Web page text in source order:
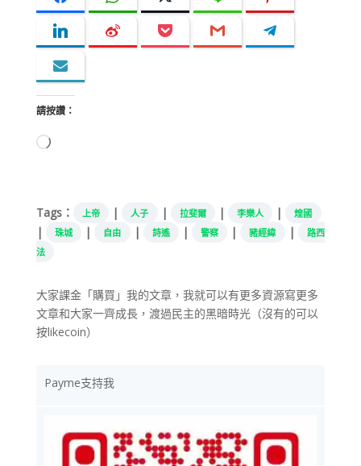
請按讚：
正
Tags：
上帝 | 人子 | 拉斐爾 | 李樂人 | 煌國
| 珠城 | 自由 | 詩遙 | 警察 | 豬經緯 |
路西
法
大家課金「購買」我的文章，我就可以有更多資源寫更多
文章和大家一齊成長，渡過民主的黑暗時光（沒有的可以
按likecoin）
Payme支持我